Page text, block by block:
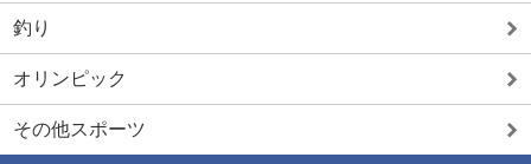
釣り
オリンピック
その他スポーツ